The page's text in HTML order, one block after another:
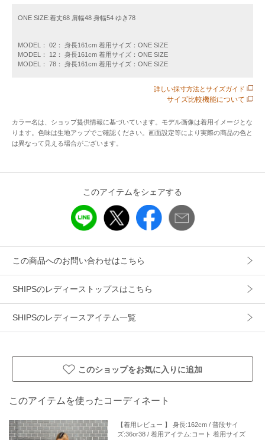
腰回りをカバーしてくれる長めの着丈ですが、ラウンドヘム
〈生地・素材のポイント〉
程よい肉感で柔らかく着心地の良い、ポリエステルコットン
〈コーディネート・その他〉
暑い時期には、ボタンを潔く開けてインナーを見せた肌見せ
ボタンの開け具合によって印象が変わるので、様々な着こな
-------------------------------------
生地の厚み：薄手
透け感：やや有（ネイビー無）
水洗い：可
お避けください。
※日光や照明等に長時間当たると色褪せしますのでご注意く
※屋外での撮影画像は、光の当たり具合で色味が多少異なっ
画像をご参照ください。
ONE SIZE:着丈68 肩幅48 身幅54 ゆき78
MODEL： 02： 身長161cm 着用サイズ：ONE SIZE
MODEL： 12： 身長161cm 着用サイズ：ONE SIZE
MODEL： 78： 身長161cm 着用サイズ：ONE SIZE
詳しい採寸方法とサイズガイド
サイズ比較機能について
カラー名は、ショップ提供情報に基づいています。モデル画像は着用イメージとな
ります。色味は生地アップでご確認ください。画面設定等により実際の商品の色と
は異なって見える場合がございます。
このアイテムをシェアする
この商品へのお問い合わせはこちら
SHIPSのレディーストップスはこちら
SHIPSのレディースアイテム一覧
このショップをお気に入りに追加
このアイテムを使ったコーディネート
【着用レビュー 】 身長:162cm / 普段サイ
ズ:36or38 / 着用アイテム:コート 着用サイズ